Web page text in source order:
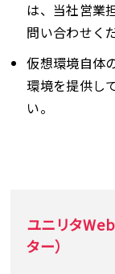
は、当社営業
問い合わせく
仮想環境自体
環境を提供し
い。
ユニリタ
ター）